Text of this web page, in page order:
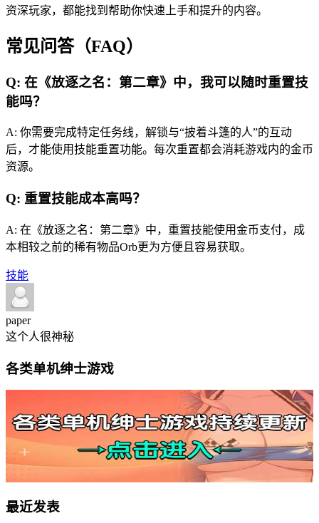
资深玩家，都能找到帮助你快速上手和提升的内容。
常见问答（FAQ）
Q: 在《放逐之名：第二章》中，我可以随时重置技
能吗？
A: 你需要完成特定任务线，解锁与“披着斗篷的人”的互动
后，才能使用技能重置功能。每次重置都会消耗游戏内的金币
资源。
Q: 重置技能成本高吗？
A: 在《放逐之名：第二章》中，重置技能使用金币支付，成
本相较之前的稀有物品Orb更为方便且容易获取。
技能
paper
这个人很神秘
各类单机绅士游戏
最近发表